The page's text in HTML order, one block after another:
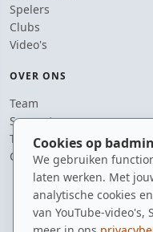
Cookies op
We gebruiken
laten werken. Met
analytische cookies
van YouTube-video's,
Spelers
Clubs
Video's
OVER ONS
Team
Supporters
Tip de redactie
Contact